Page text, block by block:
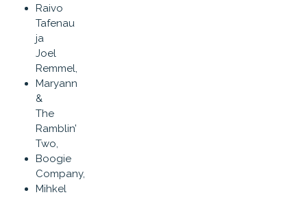
Raivo
Tafenau
ja
Joel
Remmel,
Maryann
&
The
Ramblin’
Two,
Boogie
Company,
Mihkel